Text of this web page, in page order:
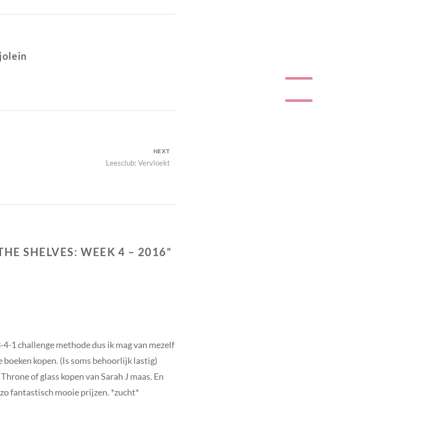
NEXT
Leesclub: Vervloekt
SHELVES: WEEK 4 – 2016”
1 challenge methode dus ik mag van mezelf
kopen. (Is soms behoorlijk lastig)
of glass kopen van Sarah J maas. En
fantastisch mooie prijzen. *zucht*